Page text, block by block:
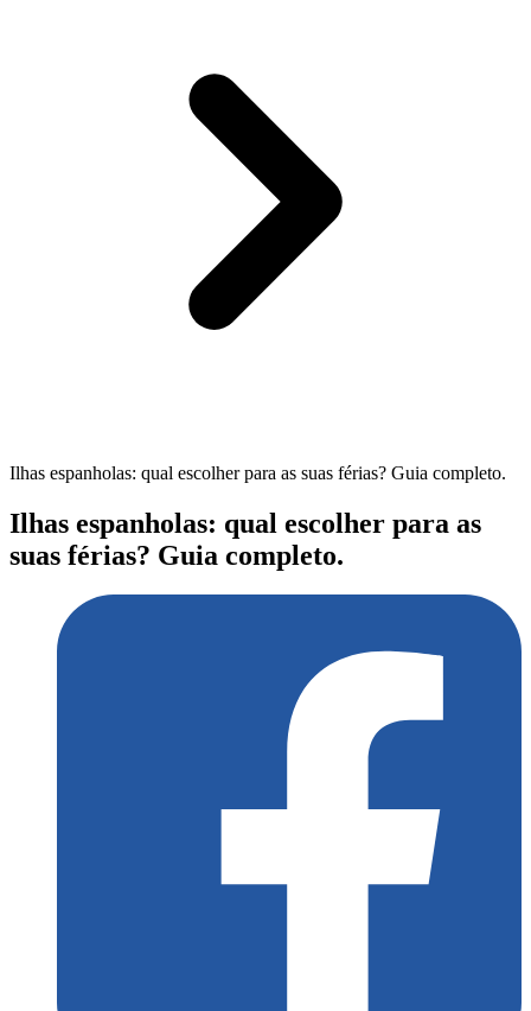
Ilhas espanholas: qual escolher para as suas férias? Guia completo.
Ilhas espanholas: qual escolher para as
suas férias? Guia completo.